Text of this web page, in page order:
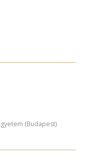
(Budapest)